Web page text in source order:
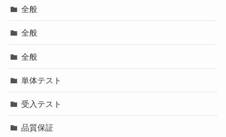
全般
全般
全般
単体テスト
受入テスト
品質保証